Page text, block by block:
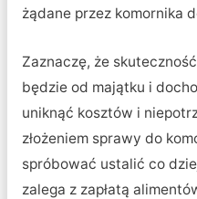
żądane przez komornika
Zaznaczę, że
będzie od majątku i
uniknąć kosztów i
złożeniem sprawy do
spróbować ustalić co
zalega z zapłatą